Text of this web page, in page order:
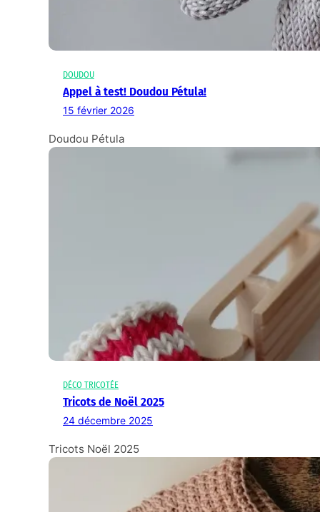
DOUDOU
Appel à test! Doudou Pétula!
15 février 2026
Doudou Pétula
DÉCO TRICOTÉE
Tricots de Noël 2025
24 décembre 2025
Tricots Noël 2025